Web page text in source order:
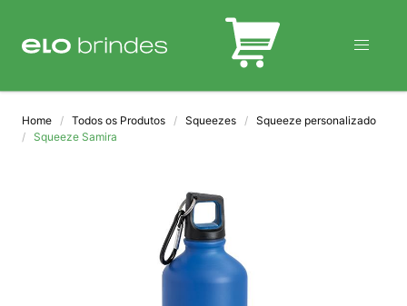
BLOG
Home Todos os Produtos Squeezes
Squeeze personalizado
Squeeze Samira